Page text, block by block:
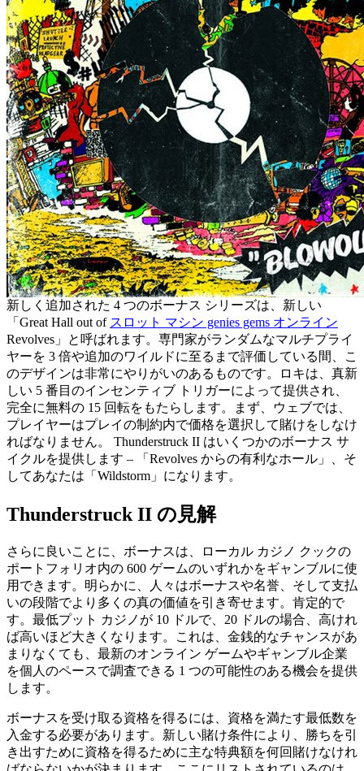
新しく追加された 4 つのボーナス シリーズは、新しい
「Great Hall out of スロット マシン genies gems オンライン
Revolves」と呼ばれます。専門家がランダムなマルチプライ
ヤーを 3 倍や追加のワイルドに至るまで評価している間、こ
のデザインは非常にやりがいのあるものです。ロキは、真新
しい 5 番目のインセンティブ トリガーによって提供され、
完全に無料の 15 回転をもたらします。まず、ウェブでは、
プレイヤーはプレイの制約内で価格を選択して賭けをしなけ
ればなりません。 Thunderstruck II はいくつかのボーナス サ
イクルを提供します – 「Revolves からの有利なホール」、そ
してあなたは「Wildstorm」になります。
Thunderstruck II の見解
さらに良いことに、ボーナスは、ローカル カジノ クックの
ポートフォリオ内の 600 ゲームのいずれかをギャンブルに使
用できます。明らかに、人々はボーナスや名誉、そして支払
いの段階でより多くの真の価値を引き寄せます。肯定的で
す。最低プット カジノが 10 ドルで、20 ドルの場合、高けれ
ば高いほど大きくなります。これは、金銭的なチャンスがあ
まりなくても、最新のオンライン ゲームやギャンブル企業
を個人のペースで調査できる 1 つの可能性のある機会を提供
します。
ボーナスを受け取る資格を得るには、資格を満たす最低数を
入金する必要があります。新しい賭け条件により、勝ちを引
き出すために資格を得るために主な特典額を何回賭けなけれ